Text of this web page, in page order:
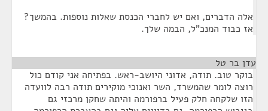
אלה הדברים, ואם יש לחברי הכנסת שאלות נוספות. בהמשך?
אז כבוד המנכ"ל, הבמה שלך.
עדן בר טל
בוקר טוב. תודה, אדוני היושב-ראש. בפתיחה אני קודם כול
רוצה לומר שהמשרד, השר ואנוכי מוקירים תודה רבה לוועדה
הזו שלקחה חלק פעיל ברפורמה והיתה שחקן מרכזי גם